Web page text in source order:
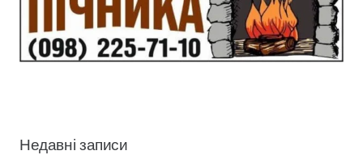
Недавні записи